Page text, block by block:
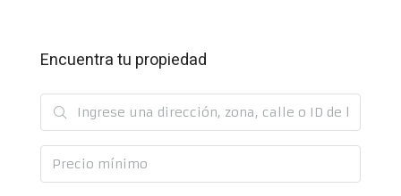
Encuentra tu propiedad